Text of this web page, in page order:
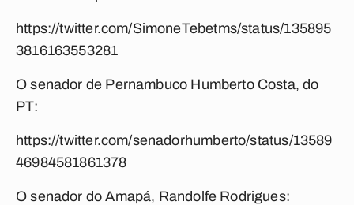
https://twitter.com/SimoneTebetms/status/135895
3816163553281
O senador de Pernambuco Humberto Costa, do
PT:
https://twitter.com/senadorhumberto/status/13589
46984581861378
O senador do Amapá, Randolfe Rodrigues: